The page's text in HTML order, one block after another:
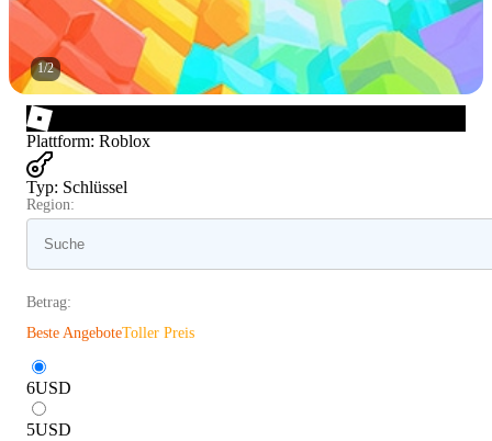
1/2
Plattform: Roblox
Typ: Schlüssel
Region:
Betrag:
Beste AngeboteToller Preis
6USD
5USD